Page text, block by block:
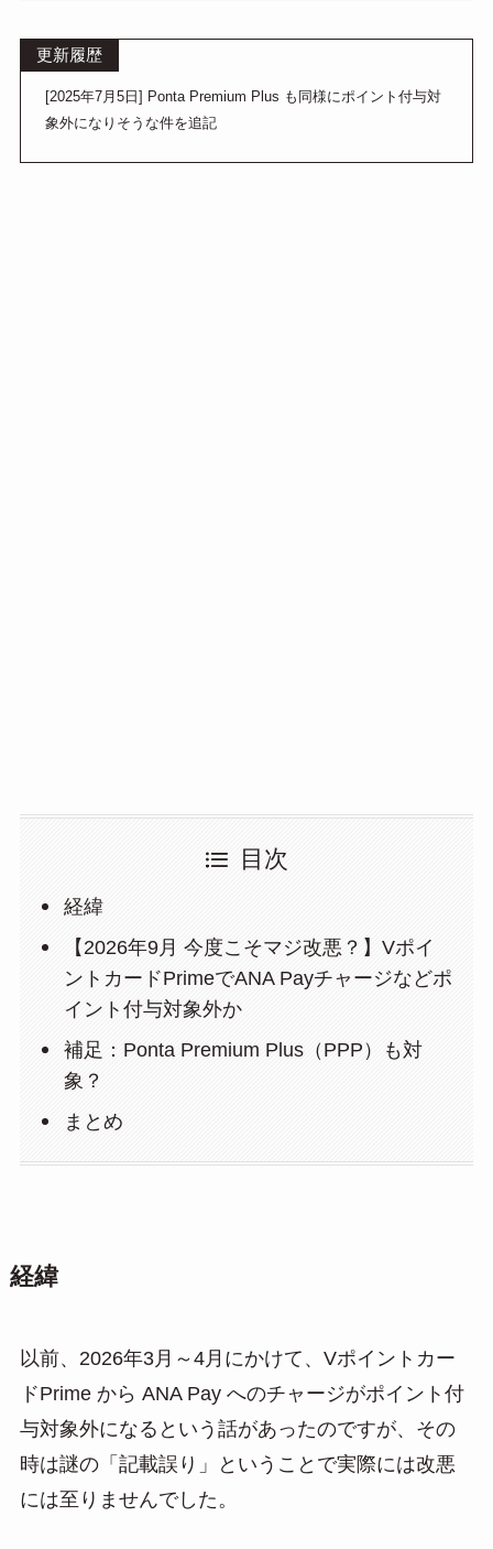
更新履歴
[2025年7月5日] Ponta Premium Plus も同様にポイント付与対
象外になりそうな件を追記
目次
経緯
【2026年9月 今度こそマジ改悪？】Vポイ
ントカードPrimeでANA Payチャージなどポ
イント付与対象外か
補足：Ponta Premium Plus（PPP）も対
象？
まとめ
経緯
以前、2026年3月～4月にかけて、Vポイントカー
ドPrime から ANA Pay へのチャージがポイント付
与対象外になるという話があったのですが、その
時は謎の「記載誤り」ということで実際には改悪
には至りませんでした。